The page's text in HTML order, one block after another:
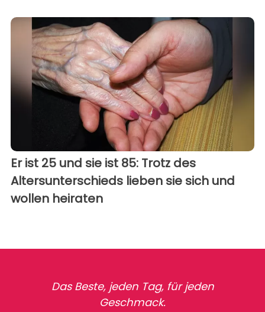
Er ist 25 und sie ist 85: Trotz des
Altersunterschieds lieben sie sich und
wollen heiraten
Das Beste, jeden Tag, für jeden
Geschmack.